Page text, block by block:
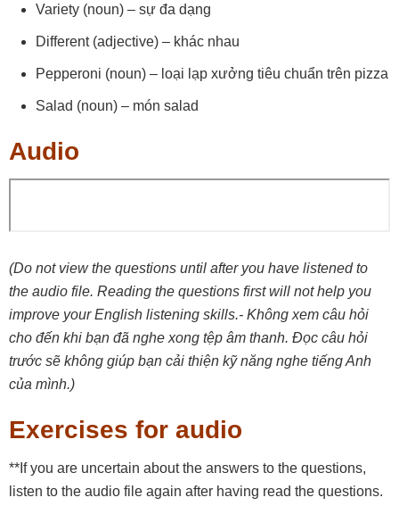
Variety (noun) – sự đa dạng
Different (adjective) – khác nhau
Pepperoni (noun) – loại lạp xưởng tiêu chuẩn trên pizza
Salad (noun) – món salad
Audio
(Do not view the questions until after you have listened to
the audio file. Reading the questions first will not help you
improve your English listening skills.- Không xem câu hỏi
cho đến khi bạn đã nghe xong tệp âm thanh. Đọc câu hỏi
trước sẽ không giúp bạn cải thiện kỹ năng nghe tiếng Anh
của mình.)
Exercises for audio
**If you are uncertain about the answers to the questions,
listen to the audio file again after having read the questions.